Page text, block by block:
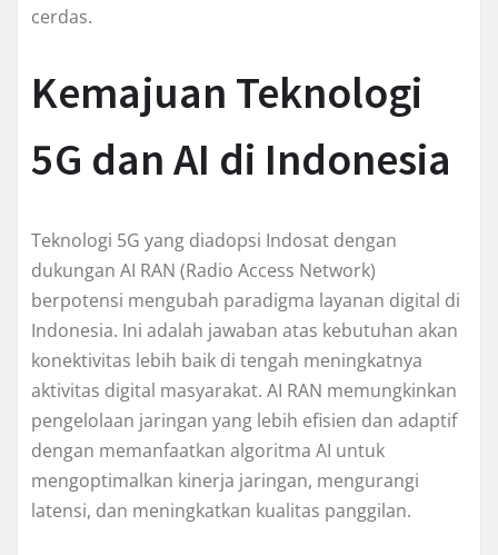
cerdas.
Kemajuan Teknologi
5G dan AI di Indonesia
Teknologi 5G yang diadopsi Indosat dengan
dukungan AI RAN (Radio Access Network)
berpotensi mengubah paradigma layanan digital di
Indonesia. Ini adalah jawaban atas kebutuhan akan
konektivitas lebih baik di tengah meningkatnya
aktivitas digital masyarakat. AI RAN memungkinkan
pengelolaan jaringan yang lebih efisien dan adaptif
dengan memanfaatkan algoritma AI untuk
mengoptimalkan kinerja jaringan, mengurangi
latensi, dan meningkatkan kualitas panggilan.